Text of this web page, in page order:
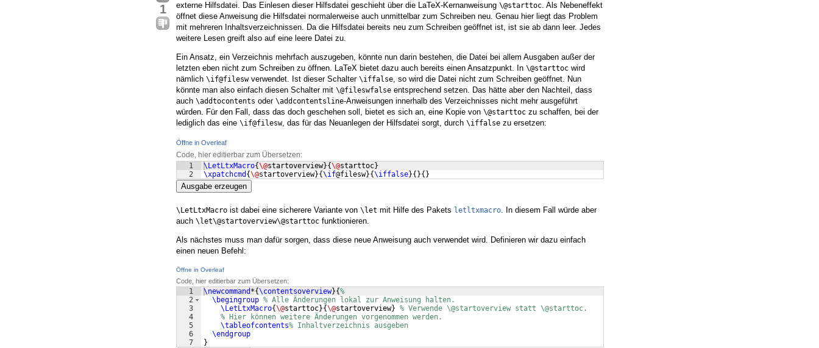
1
externe Hilfsdatei. Das Einlesen dieser Hilfsdatei geschieht über die LaTeX-Kernanweisung \@starttoc. Als Nebeneffekt
öffnet diese Anweisung die Hilfsdatei normalerweise auch unmittelbar zum Schreiben neu. Genau hier liegt das Problem
mit mehreren Inhaltsverzeichnissen. Da die Hilfsdatei bereits neu zum Schreiben geöffnet ist, ist sie ab dann leer. Jedes
weitere Lesen greift also auf eine leere Datei zu.
Ein Ansatz, ein Verzeichnis mehrfach auszugeben, könnte nun darin bestehen, die Datei bei allem Ausgaben außer der
letzten eben nicht zum Schreiben zu öffnen. LaTeX bietet dazu auch bereits einen Ansatzpunkt. In \@starttoc wird
nämlich \if@fileswverwendet. Ist dieser Schalter \iffalse, so wird die Datei nicht zum Schreiben geöffnet. Nun
könnte man also einfach diesen Schalter mit \@fileswfalse entsprechend setzen. Das hätte aber den Nachteil, dass
auch \addtocontents oder \addcontentsline-Anweisungen innerhalb des Verzeichnisses nicht mehr ausgeführt
würden. Für den Fall, dass das doch geschehen soll, bietet es sich an, eine Kopie von \@starttoc zu schaffen, bei der
lediglich das eine \if@filesw, das für das Neuanlegen der Hilfsdatei sorgt, durch \iffalse zu ersetzen:
Öffne in Overleaf
Code, hier editierbar zum Übersetzen:
1
2
\LetLtxMacro{\@startoverview}{\@starttoc}
\xpatchcmd {\@startoverview}{\if@filesw}{\iffalse}{ }{ }
Ausgabe erzeugen
\LetLtxMacro ist dabei eine sicherere Variante von \let mit Hilfe des Pakets letltxmacro. In diesem Fall würde aber
auch \let\@startoverview\@starttoc funktionieren.
Als nächstes muss man dafür sorgen, dass diese neue Anweisung auch verwendet wird. Definieren wir dazu einfach
einen neuen Befehl:
Öffne in Overleaf
Code, hier editierbar zum Übersetzen:
1
2
3
4
5
6
7
\newcommand *{\contentsoverview}{%
\begingroup % Alle Änderungen lokal zur Anweisung halten.
\LetLtxMacro{\@starttoc}{\@startoverview} % Verwende \@startoverview statt \@starttoc.
% Hier können weitere Änderungen vorgenommen werden.
\tableofcontents% Inhaltverzeichnis ausgeben
\endgroup
}